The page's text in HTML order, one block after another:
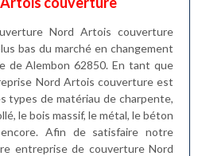
Nord Artois couverture
bas du marché en changement
de Alembon 62850. En tant que
Nord Artois couverture est
types de matériau de charpente,
le bois massif, le métal, le béton
Afin de satisfaire notre
entreprise de couverture Nord